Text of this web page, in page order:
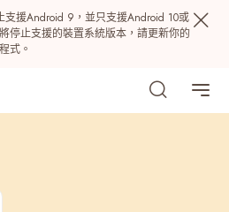
援Android 9，並只支援Android 10或
停止支援的裝置系統版本，請更新你的
式。